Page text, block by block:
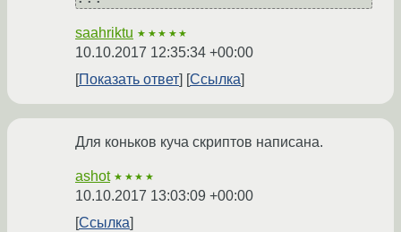
saahriktu ★★★★★
10.10.2017 12:35:34 +00:00
Показать ответ
Ссылка
Для коньков куча скриптов написана.
ashot ★★★★
10.10.2017 13:03:09 +00:00
Ссылка